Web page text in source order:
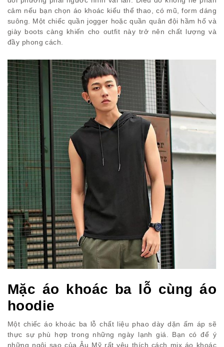
cảm nếu bạn chọn áo khoác kiểu thể thao, có mũ, form dáng
suông. Một chiếc quần jogger hoặc quần quân đội hầm hố và
giày boots càng khiến cho outfit này trở nên chất lượng và
đầy phong cách.
Mặc áo khoác ba lỗ cùng áo
hoodie
Một chiếc áo khoác ba lỗ chất liệu phao dày dặn ấm áp sẽ
thực sự phù hợp trong những ngày lạnh giá. Bạn có để ý
những ngôi sao của Âu Mỹ rất yêu thích cách mix áo khoác